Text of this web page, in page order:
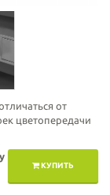
от
цветопередачи
КУПИТЬ